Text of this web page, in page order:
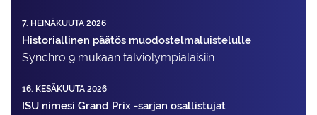
7. HEINÄKUUTA 2026
Historiallinen päätös muodostelmaluistelulle
Synchro 9 mukaan talviolympialaisiin
16. KESÄKUUTA 2026
ISU nimesi Grand Prix -sarjan osallistujat